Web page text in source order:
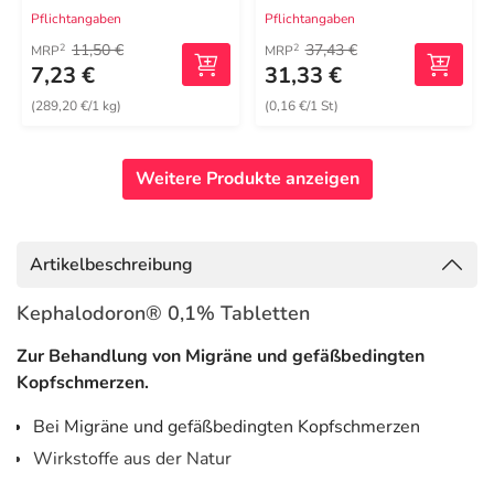
Pflichtangaben
MRP2 11,50 €
7,23 €
(289,20 €/1 kg)
Pflichtangaben
MRP2 37,43 €
31,33 €
(0,16 €/1 St)
Weitere Produkte anzeigen
Artikelbeschreibung
Kephalodoron® 0,1% Tabletten
Zur Behandlung von Migräne und gefäßbedingten
Kopfschmerzen.
Bei Migräne und gefäßbedingten Kopfschmerzen
Wirkstoffe aus der Natur